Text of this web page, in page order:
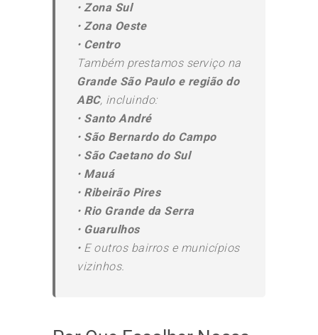
• Zona Sul
• Zona Oeste
• Centro
Também prestamos serviço na
Grande São Paulo e região do
ABC, incluindo:
• Santo André
• São Bernardo do Campo
• São Caetano do Sul
• Mauá
• Ribeirão Pires
• Rio Grande da Serra
• Guarulhos
• E outros bairros e municípios
vizinhos.